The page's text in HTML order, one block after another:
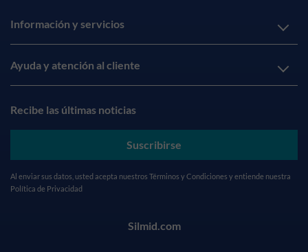
Información y servicios
Ayuda y atención al cliente
Recibe las últimas noticias
Suscribirse
Al enviar sus datos, usted acepta nuestros Términos y Condiciones y entiende nuestra
Política de Privacidad
Silmid.com